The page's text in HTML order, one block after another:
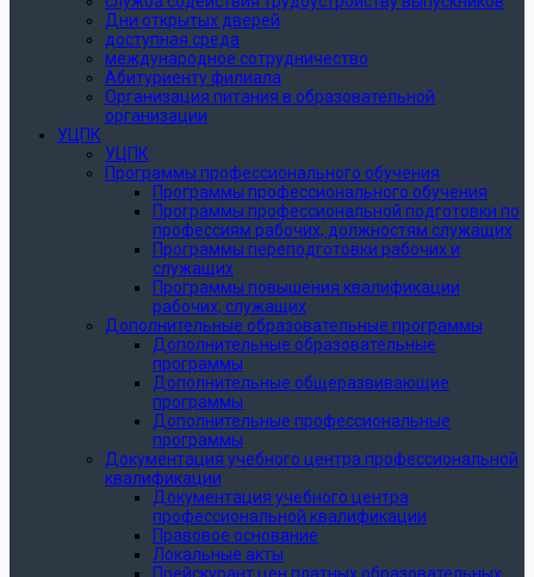
Дни открытых дверей
доступная среда
международное сотрудничество
Абитуриенту филиала
Организация питания в образовательной
организации
УЦПК
УЦПК
Программы профессионального обучения
Программы профессионального обучения
Программы профессиональной подготовки по
профессиям рабочих, должностям служащих
Программы переподготовки рабочих и
служащих
Программы повышения квалификации
рабочих, служащих
Дополнительные образовательные программы
Дополнительные образовательные
программы
Дополнительные общеразвивающие
программы
Дополнительные профессиональные
программы
Документация учебного центра профессиональной
квалификации
Документация учебного центра
профессиональной квалификации
Правовое основание
Локальные акты